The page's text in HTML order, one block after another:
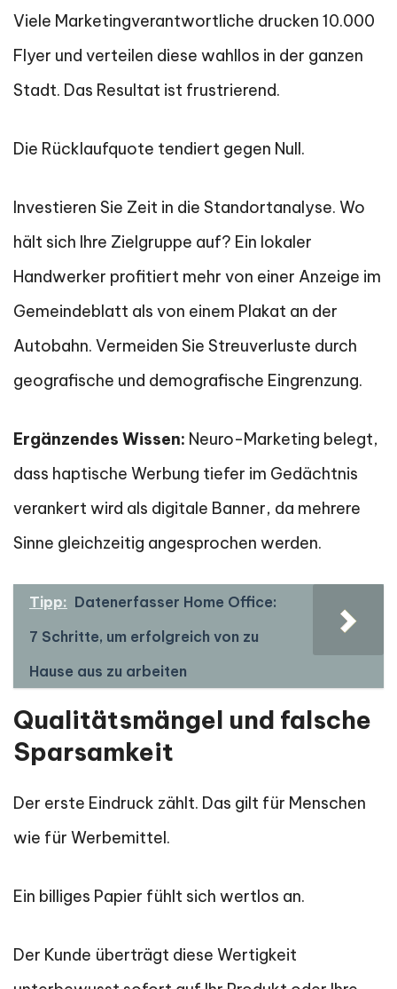
Viele Marketingverantwortliche drucken 10.000
Flyer und verteilen diese wahllos in der ganzen
Stadt. Das Resultat ist frustrierend.
Die Rücklaufquote tendiert gegen Null.
Investieren Sie Zeit in die Standortanalyse. Wo
hält sich Ihre Zielgruppe auf? Ein lokaler
Handwerker profitiert mehr von einer Anzeige im
Gemeindeblatt als von einem Plakat an der
Autobahn. Vermeiden Sie Streuverluste durch
geografische und demografische Eingrenzung.
Ergänzendes Wissen: Neuro-Marketing belegt,
dass haptische Werbung tiefer im Gedächtnis
verankert wird als digitale Banner, da mehrere
Sinne gleichzeitig angesprochen werden.
Tipp: Datenerfasser Home Office:
7 Schritte, um erfolgreich von zu
Hause aus zu arbeiten
Qualitätsmängel und falsche
Sparsamkeit
Der erste Eindruck zählt. Das gilt für Menschen
wie für Werbemittel.
Ein billiges Papier fühlt sich wertlos an.
Der Kunde überträgt diese Wertigkeit